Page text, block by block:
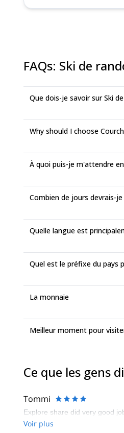
FAQs: Ski de
Que dois-je savoir sur Ski
Why should I choose
À quoi puis-je m'attendre
Combien de jours devrais-
Quelle langue est
Quel est le préfixe du pays
La monnaie
Meilleur moment pour
Ce que les gens
Tommi
Explore share did very good
Voir plus